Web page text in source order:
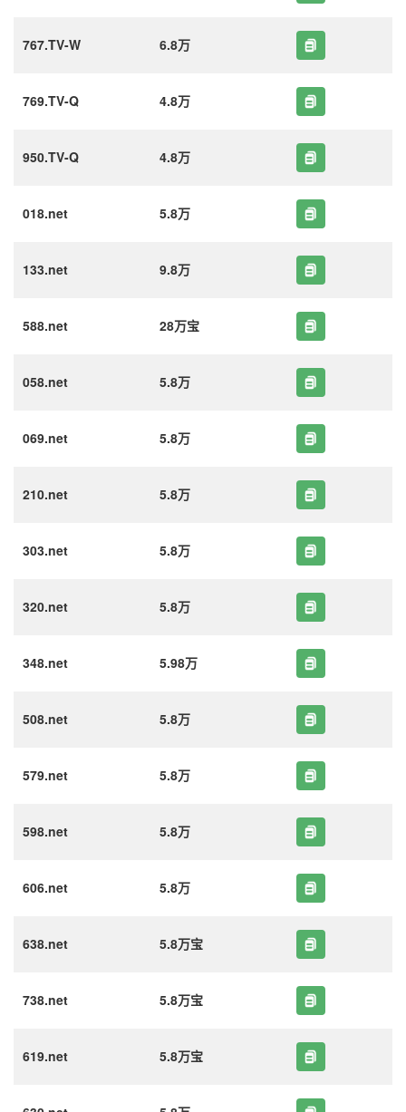
767.TV-W 6.8万
769.TV-Q 4.8万
950.TV-Q 4.8万
018.net 5.8万
133.net 9.8万
588.net 28万宝
058.net 5.8万
069.net 5.8万
210.net 5.8万
303.net 5.8万
320.net 5.8万
348.net 5.98万
508.net 5.8万
579.net 5.8万
598.net 5.8万
606.net 5.8万
638.net 5.8万宝
738.net 5.8万宝
619.net 5.8万宝